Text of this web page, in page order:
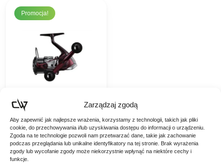
Zarządzaj zgodą
Aby zapewnić jak najlepsze wrażenia, korzystamy z technologii, takich jak pliki
cookie, do przechowywania i/lub uzyskiwania dostępu do informacji o urządzeniu.
Zgoda na te technologie pozwoli nam przetwarzać dane, takie jak zachowanie
podczas przeglądania lub unikalne identyfikatory na tej stronie. Brak wyrażenia
zgody lub wycofanie zgody może niekorzystnie wpłynąć na niektóre cechy i
funkcje.
Promocja!
Shimano
Kołowrotek Sephia
SS C 3000SDH
Shimano Kołowrotek
Sephia SS C 3000SDH
Nowa Sephia SS posiada